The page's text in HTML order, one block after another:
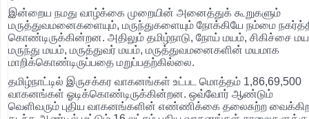
இன்றைய நமது வாழ்க்கை முறையின் அனைத்துக் கூறுகளும்
மருத்துவமனைகளையும், மருந்துகளையும் நோக்கியே நம்மை
கொண்டிருக்கின்றன. அதிலும் தமிழ்நாடு, நோய் மயம், சிகிச்சை
மருந்து மயம், மருத்துவர் மயம், மருத்துவமனைகளின் மயமாக
மாறிக்கொண்டிருப்பதை மறுப்பதற்கில்லை.
தமிழ்நாட்டில் இருசக்கர வாகனங்கள் உட்பட மொத்தம் 1,86,69,500
வாகனங்கள் ஓடிக்கொண்டிருக்கின்றன. ஒவ்வோர் ஆண்டும்
வெளிவரும் புதிய வாகனங்களின் எண்ணிக்கை தலைசுற்ற